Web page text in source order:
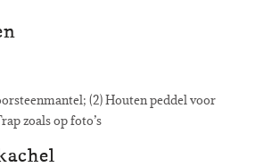
(2) Houten peddel voor
zoals op foto’s